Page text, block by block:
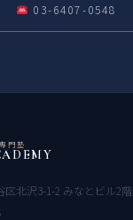
03-6407-0548
門塾
区北沢3-1-2 みなとビル2階